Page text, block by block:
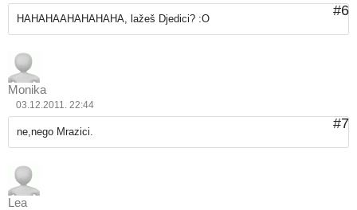
#6
HAHAHAAHAHAHAHA, lažeš Djedici? :O
Monika
03.12.2011. 22:44
#7
ne,nego Mrazici.
Lea